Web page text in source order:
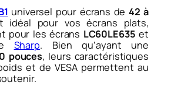
universel pour écrans de 42 à
idéal pour vos écrans plats,
pour les écrans LC60LE635 et
Sharp. Bien qu’ayant une
pouces, leurs caractéristiques
et de VESA permettent au